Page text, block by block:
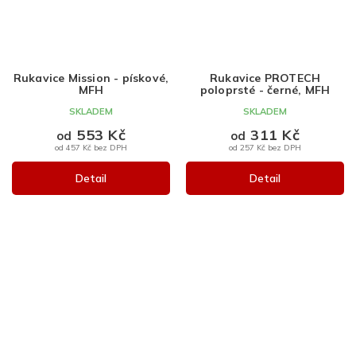
Rukavice Mission - pískové,
MFH
SKLADEM
od 457 Kč bez DPH
od 553 Kč
Detail
Rukavice PROTECH
poloprsté - černé, MFH
SKLADEM
od 257 Kč bez DPH
od 311 Kč
Detail